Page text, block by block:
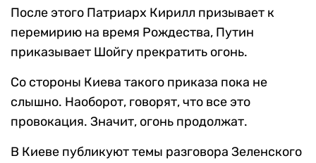
После этого Патриарх Кирилл призывает к
перемирию на время Рождества, Путин
приказывает Шойгу прекратить огонь.
Со стороны Киева такого приказа пока не
слышно. Наоборот, говорят, что все это
провокация. Значит, огонь продолжат.
В Киеве публикуют темы разговора Зеленского